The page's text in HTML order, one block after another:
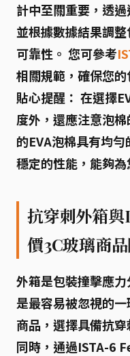
計中至關重要，透
並根據數據結果調
可靠性。 您可參考
相關規範，確保您
貼心提醒： 在選擇
度外，還應注意泡棉
的EVA泡棉具有均
穩定的性能，能夠
抗穿刺外箱
價3C玻璃商
外箱是包裝撞擊應
是最容易被忽視的
商品 ，選擇具備抗穿
同時，通過ISTA-6